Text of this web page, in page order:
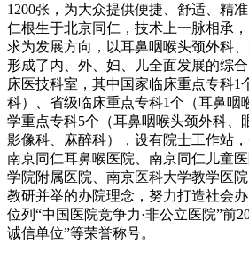
1200张，为大众提供便捷、舒适、精
仁根生于北京同仁，技术上一脉相承
求为发展方向，以耳鼻咽喉头颈外科
形成了内、外、妇、儿全面发展的综
床医技科室，其中国家临床重点专科1
科）、省级临床重点专科1个（耳鼻咽
学重点专科5个（耳鼻咽喉头颈外科、
影像科、麻醉科），设有院士工作站
南京同仁耳鼻喉医院、南京同仁儿童
学院附属医院、南京医科大学教学医
教研并举的办院理念，努力打造社会
位列“中国医院竞争力·非公立医院”前
诚信单位”等荣誉称号。